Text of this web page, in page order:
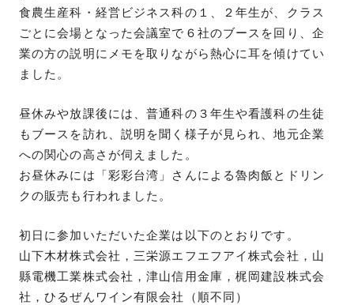
食農生産科・経営ビジネス科の１、２年生が、クラス
ごとに会場となった会議室で６社のブースを回り、企
業の方の説明にメモを取りながら熱心に耳を傾けてい
ました。
昼休みや放課後には、普通科の３年生や看護科の生徒
もブースを訪れ、説明を聞く様子が見られ、地元企業
への関心の高さが伺えました。
お昼休みには「彩彩台湾」さんによる魯肉飯とドリン
クの販売も行われました。
初日に参加いただいた企業は以下のとおりです。
山下木材株式会社，三栄源エフエフアイ株式会社，山
縣電機工業株式会社，津山信用金庫，梶岡建設株式会
社，ひるぜんワイン有限会社（順不同）